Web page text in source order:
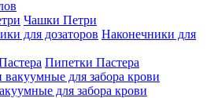
Чашки Петри
Наконечники для
Пипетки Пастера
для забора крови